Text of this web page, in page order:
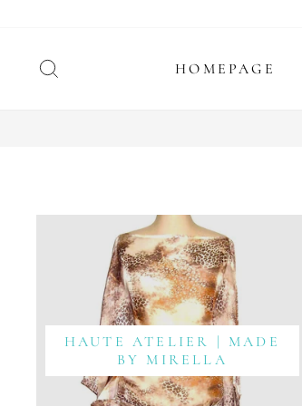
artikel
HOMEPAGE
HAUTE ATELIER | MADE
BY MIRELLA